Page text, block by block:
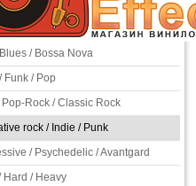
/ Bossa Nova
Funk / Pop
Pop-Rock / Classic Rock
rock / Indie / Punk
/ Psychedelic / Avantgard
Hard / Heavy